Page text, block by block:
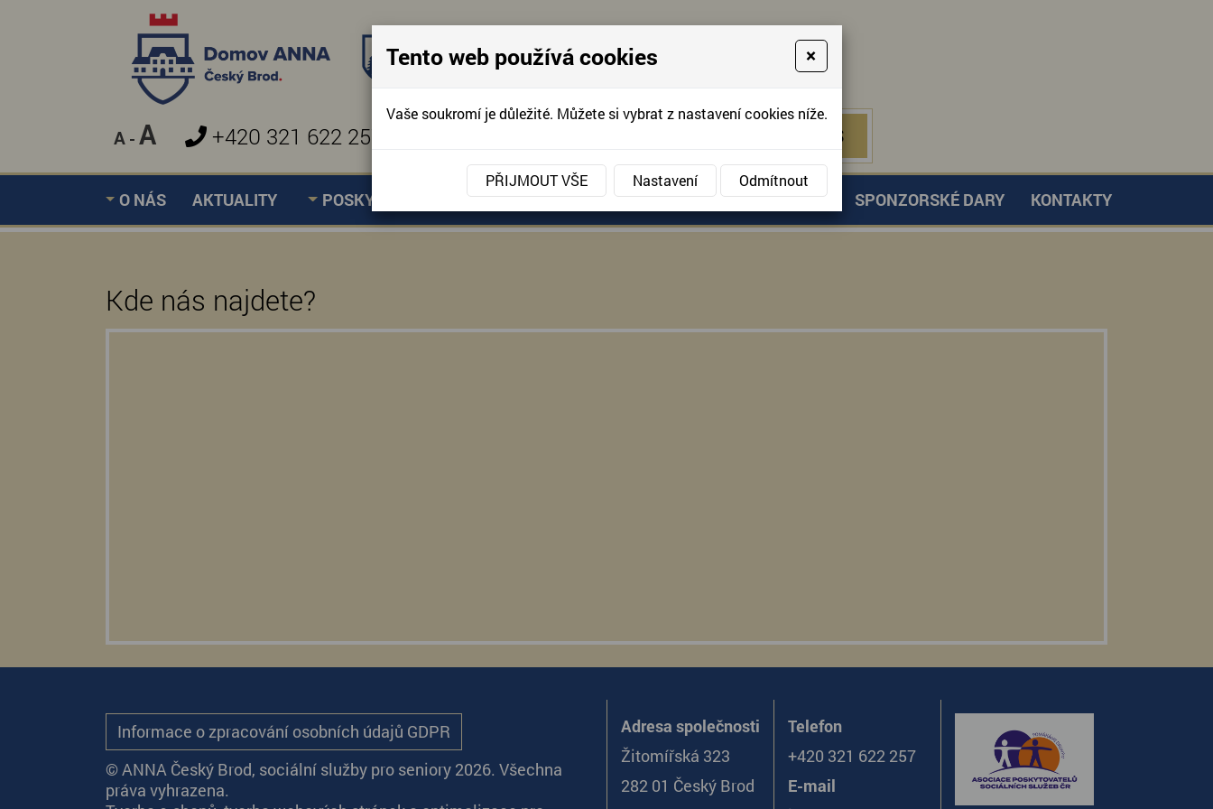
A - A +420 321 622 257 KONTAKTUJTE NÁS
KONTAKTUJTE NÁS
O NÁS AKTUALITY POSKYTOVANÉ SLUŽBY AKCE, FOTOGRAFIE DOBROVOLNICTVÍ SPONZORSKÉ DARY KONTAKTY
Kde nás najdete?
Telefon
+420 321 622 257
E-mail
Adresa společnosti
Žitomířská 323
282 01 Český Brod
Informace o zpracování osobních údajů GDPR
© ANNA Český Brod, sociální služby pro seniory 2026. Všechna
práva vyhrazena.
Tento web používá cookies ×
Vaše soukromí je důležité. Můžete si vybrat z nastavení cookies níže.
PŘIJMOUT VŠE Nastavení Odmítnout